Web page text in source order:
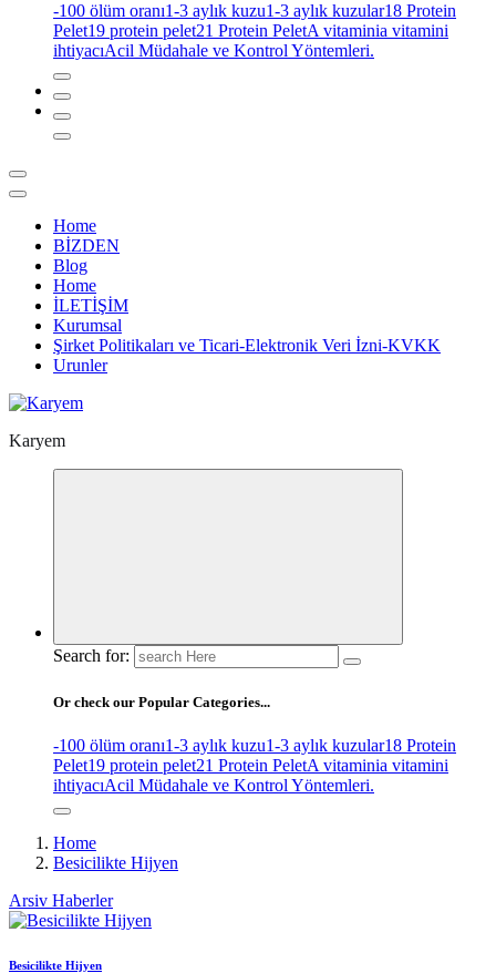
-100 ölüm oranı1-3 aylık kuzu1-3 aylık kuzular18 Protein
Pelet19 protein pelet21 Protein PeletA vitaminia vitamini
ihtiyacıAcil Müdahale ve Kontrol Yöntemleri.
Home
BİZDEN
Blog
Home
İLETİŞİM
Kurumsal
Şirket Politikaları ve Ticari-Elektronik Veri İzni-KVKK
Urunler
Karyem
Search for:
Or check our Popular Categories...
-100 ölüm oranı1-3 aylık kuzu1-3 aylık kuzular18 Protein
Pelet19 protein pelet21 Protein PeletA vitaminia vitamini
ihtiyacıAcil Müdahale ve Kontrol Yöntemleri.
Home
Besicilikte Hijyen
Arsiv Haberler
Besicilikte Hijyen